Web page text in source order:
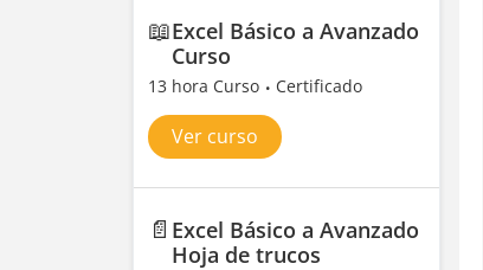
📖Excel Básico a Avanzado
Curso
13 hora Curso Certificado
Ver curso
📄 Excel Básico a Avanzado
Hoja de trucos